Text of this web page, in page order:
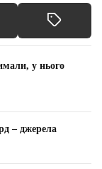
у нього
– джерела